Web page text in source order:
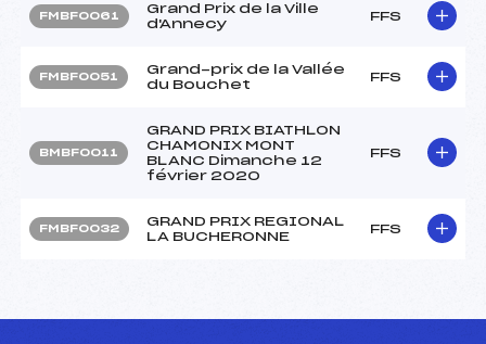
FMBF0061
Grand Prix de la Ville
d'Annecy
FFS
FMBF0051
Grand-prix de la Vallée
du Bouchet
FFS
BMBF0011
GRAND PRIX BIATHLON
CHAMONIX MONT
BLANC Dimanche 12
février 2020
FFS
FMBF0032
GRAND PRIX REGIONAL
LA BUCHERONNE
FFS